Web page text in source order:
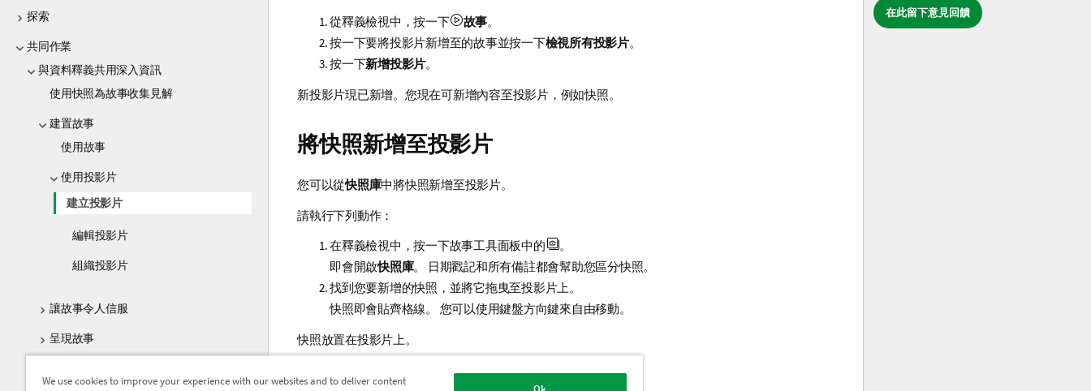
探索
共同作業
與資料釋義共用深入資訊
使用快照為故事收集見解
建置故事
使用故事
使用投影片
建立投影片
編輯投影片
組織投影片
讓故事令人信服
呈現故事
在此留下意見回饋
從釋義檢視中，按一下
故事。
按一下要將投影片新增至的故事並按一下檢視所有投影片。
按一下新增投影片。
新投影片現已新增。您現在可新增內容至投影片，例如快照。
將快照新增至投影片
您可以從快照庫中將快照新增至投影片。
請執行下列動作：
在釋義檢視中，按一下故事工具面板中的
。
即會開啟快照庫。 日期戳記和所有備註都會幫助您區分快照。
找到您要新增的快照，並將它拖曳至投影片上。
快照即會貼齊格線。 您可以使用鍵盤方向鍵來自由移動。
快照放置在投影片上。
We use cookies to improve your experience with our websites and to deliver content